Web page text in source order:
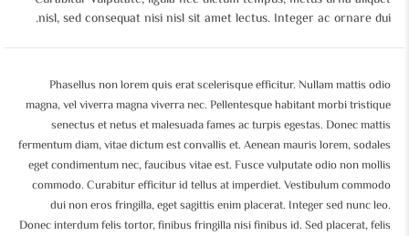
nisl, sed consequat nisi nisl sit amet lectus. Integer ac ornare dui.
Phasellus non lorem quis erat scelerisque efficitur. Nullam mattis odio
magna, vel viverra magna viverra nec. Pellentesque habitant morbi tristique
senectus et netus et malesuada fames ac turpis egestas. Donec mattis
fermentum diam, vitae dictum est convallis et. Aenean mauris lorem, sodales
eget condimentum nec, faucibus vitae est. Fusce vulputate odio non mollis
commodo. Curabitur efficitur id tellus at imperdiet. Vestibulum commodo
dui non eros fringilla, eget sagittis enim placerat. Integer sed nunc leo.
Donec interdum felis tortor, finibus fringilla nisi finibus id. Sed placerat, felis